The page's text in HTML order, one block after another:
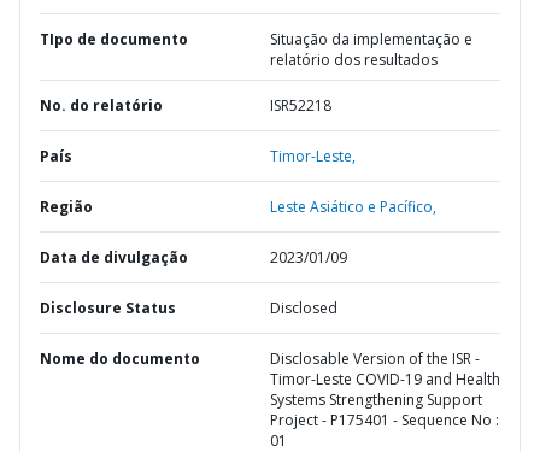
TIpo de documento
Situação da implementação e
relatório dos resultados
No. do relatório ISR52218
País Timor-Leste,
Região Leste Asiático e Pacífico,
Data de divulgação 2023/01/09
Disclosure Status Disclosed
Nome do documento
Disclosable Version of the ISR -
Timor-Leste COVID-19 and Health
Systems Strengthening Support
Project - P175401 - Sequence No :
01